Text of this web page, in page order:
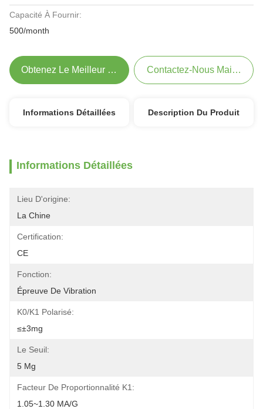
Capacité À Fournir:
500/month
Obtenez Le Meilleur Prix Contactez-Nous Maintenant
Informations Détaillées Description Du Produit
Informations Détaillées
Lieu D'origine:
La Chine
Certification:
CE
Fonction:
Épreuve De Vibration
K0/K1 Polarisé:
≤±3mg
Le Seuil:
5 Μg
Facteur De Proportionnalité K1:
1.05~1.30 MA/g